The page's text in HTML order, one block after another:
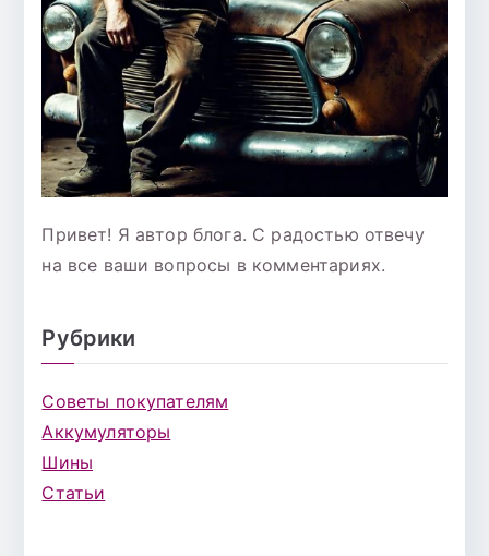
Привет! Я автор блога. С радостью отвечу
на все ваши вопросы в комментариях.
Рубрики
Советы покупателям
Аккумуляторы
Шины
Статьи